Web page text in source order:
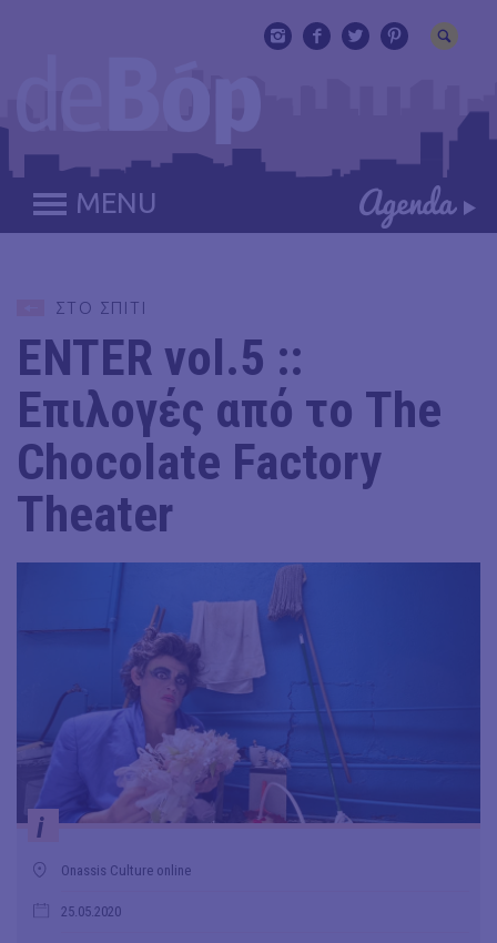
MENU
ΣΤΟ ΣΠΙΤΙ
ENTER vol.5 ::
Επιλογές από το The
Chocolate Factory
Theater
i
Onassis Culture online
25.05.2020